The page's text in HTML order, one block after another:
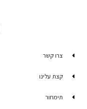
צרו קשר
קצת עלינו
תימחור